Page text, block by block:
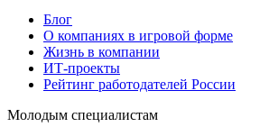
Блог
О компаниях в игровой форме
Жизнь в компании
ИТ-проекты
Рейтинг работодателей России
Молодым специалистам